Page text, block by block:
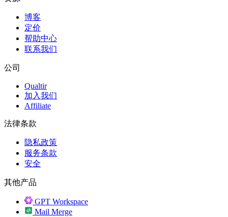
博客
定价
帮助中心
联系我们
公司
Qualtir
加入我们
Affiliate
法律条款
隐私政策
服务条款
安全
其他产品
GPT Workspace
Mail Merge